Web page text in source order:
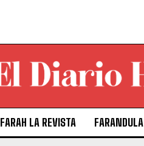
FARAH LA REVISTA FARANDULA